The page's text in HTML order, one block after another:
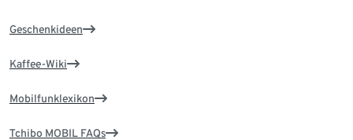
Geschenkideen
Kaffee-Wiki
Mobilfunklexikon
Tchibo MOBIL FAQs